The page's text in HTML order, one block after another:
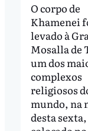
O corpo de
Khamenei
levado à
Mosalla de
um dos
complexos
religiosos
mundo, na
desta sexta,